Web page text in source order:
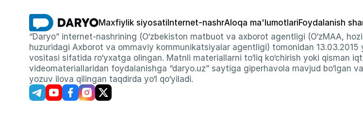
Maxfiylik siyosati Internet-nashrAloqa ma'lumotlariFoydalanish
“Daryo” internet-nashrining (O‘zbekiston matbuot va axborot agentligi (O‘zMAA,
huzuridagi Axborot va ommaviy kommunikatsiyalar agentligi) tomonidan
vositasi sifatida ro‘yxatga olingan. Matnli materiallarni to‘liq ko‘chirish yoki
videomateriallaridan foydalanishga “daryo.uz” saytiga giperhavola mavjud bo‘lgan
yozuv ilova qilingan taqdirda yo‘l qo‘yiladi.